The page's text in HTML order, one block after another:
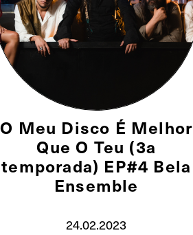
O Meu Disco É Melhor
Que O Teu (3a
temporada) EP#4 Bela
Ensemble
24.02.2023